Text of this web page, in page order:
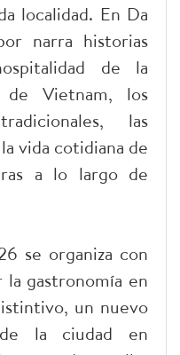
localidad. En Da
narra historias
de la
Vietnam, los
las
vida cotidiana de
a lo largo de
se organiza con
gastronomía en
un nuevo
la ciudad en